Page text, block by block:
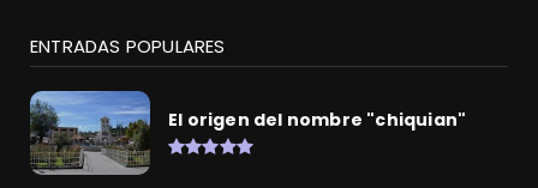
ENTRADAS POPULARES
El origen del nombre "chiquian"